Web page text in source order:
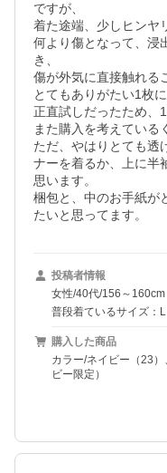
ですが、
着た途端、少しヒンヤ
何より傷となって、浸
き、
傷が外気に直接触れる
とてもありがたい1枚に
正直試しだったため、
また購入を考えている
ただ、やはりとても透
ナーを着るか、上に半
思います。
梱包と、中のお手紙が
たいと思ってます。
投稿者情報
女性/40代/156～160cm
普段着ているサイズ：L
購入した商品
カラー/ネイビー（23
ビー限定）